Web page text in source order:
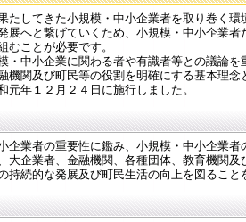
してきた小規模・中小企業者を取り巻く環
展へと繋げていくため、小規模・中小企業
むことが必要です。
中小企業に関わる者や有識者等との議論
機関及び町民等の役割を明確にする基本理
年１２月２４日に施行しました。
業者の重要性に鑑み、小規模・中小企業
大企業者、金融機関、各種団体、教育機関
持続的な発展及び町民生活の向上を図ること